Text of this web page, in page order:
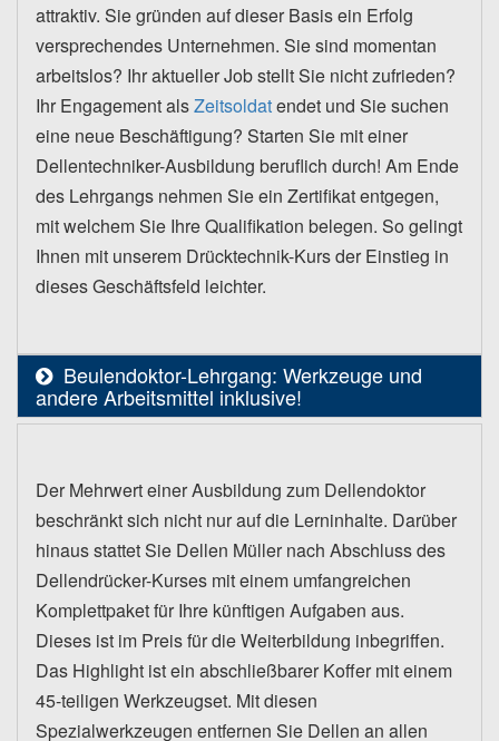
attraktiv. Sie gründen auf dieser Basis ein Erfolg
versprechendes Unternehmen. Sie sind momentan
arbeitslos? Ihr aktueller Job stellt Sie nicht zufrieden?
Ihr Engagement alsZeitsoldatendet und Sie suchen
eine neue Beschäftigung? Starten Sie mit einer
Dellentechniker-Ausbildung beruflich durch! Am Ende
des Lehrgangs nehmen Sie ein Zertifikat entgegen,
mit welchem Sie Ihre Qualifikation belegen. So gelingt
Ihnen mit unserem Drücktechnik-Kurs der Einstieg in
dieses Geschäftsfeld leichter.
Beulendoktor-Lehrgang: Werkzeuge und
andere Arbeitsmittel inklusive!
Der Mehrwert einer Ausbildung zum Dellendoktor
beschränkt sich nicht nur auf die Lerninhalte. Darüber
hinaus stattet Sie Dellen Müller nach Abschluss des
Dellendrücker-Kurses mit einem umfangreichen
Komplettpaket für Ihre künftigen Aufgaben aus.
Dieses ist im Preis für die Weiterbildung inbegriffen.
Das Highlight ist ein abschließbarer Koffer mit einem
45-teiligen Werkzeugset. Mit diesen
Spezialwerkzeugen entfernen Sie Dellen an allen